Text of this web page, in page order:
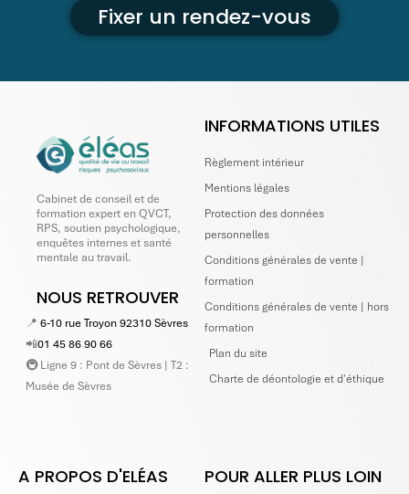
Fixer un rendez-vous
Cabinet de conseil et de
formation expert en QVCT,
RPS, soutien psychologique,
enquêtes internes et santé
mentale au travail.
NOUS RETROUVER
📍 6-10 rue Troyon 92310 Sèvres
📲01 45 86 90 66
🚇 Ligne 9 : Pont de Sèvres | T2 :
Musée de Sèvres
INFORMATIONS UTILES
Règlement intérieur
Mentions légales
Protection des données
personnelles
Conditions générales de vente |
formation
Conditions générales de vente | hors
formation
Plan du site
Charte de déontologie et d'éthique
A PROPOS D'ELÉAS POUR ALLER PLUS LOIN